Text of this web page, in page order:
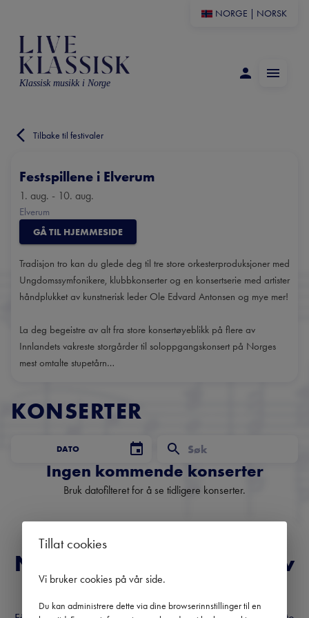
NORGE NORSK
Klassisk musikk i Norge
Tilbake til festivaler
Festspillene i Elverum
1. aug. - 10. aug.
Elverum
GÅ TIL HJEMMESIDE
Tradisjon tro kan du glede deg til tre store orkesterproduksjoner med
Ungdomssymfonikere, klubbkonserter og en konsertserie med artister
håndplukket av kunstnerisk leder Ole Edvard Antonsen og mye mer!
La deg begeistre av alt fra store konsertøyeblikk på flere av
Innlandets vakreste storgårder til soloppgangskonsert på Norges
mest omtalte stupetårn…
KONSERTER
DATO
Ingen kommende konserter
Bruk datofilteret for å se tidligere konserter.
Norges fremste nyhetsbrev
om klassisk musikk
Tillat cookies
Vi bruker cookies på vår side.
Du kan administrere dette via dine browserinnstillinger til en